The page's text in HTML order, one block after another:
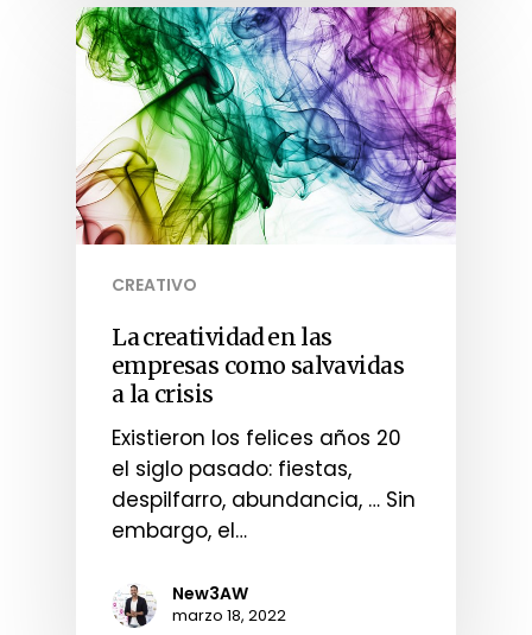
CREATIVO
La creatividad en las
empresas como salvavidas
a la crisis
Existieron los felices años 20
el siglo pasado: fiestas,
despilfarro, abundancia, … Sin
embargo, el…
New3AW
marzo 18, 2022